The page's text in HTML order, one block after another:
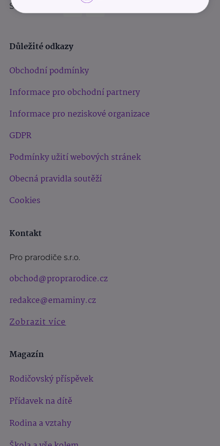
Sledujte nás:
Důležité odkazy
Obchodní podmínky
Informace pro obchodní partnery
Informace pro neziskové organizace
GDPR
Podmínky užití webových stránek
Obecná pravidla soutěží
Cookies
Kontakt
Pro prarodiče s.r.o.
obchod@proprarodice.cz
redakce@emaminy.cz
Zobrazit více
Magazín
Rodičovský příspěvek
Přídavek na dítě
Rodina a vztahy